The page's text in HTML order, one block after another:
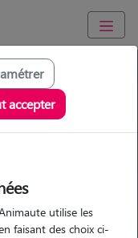
et chat en famille
à
accepter
utilise les
faisant des choix ci-